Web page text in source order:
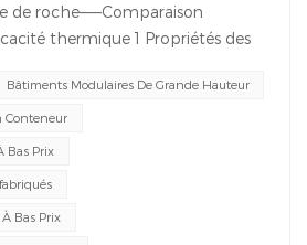
de roche——Comparaison
thermique 1 Propriétés des
une conductivité thermique
ce qui le rend très efficace
Sa légèreté (15 à 30 kg/m³)
à
l'eau, nécessitant des
Bâtiments Modulaires De Grande Hauteur
Conteneur
Bas Prix
Bas Prix